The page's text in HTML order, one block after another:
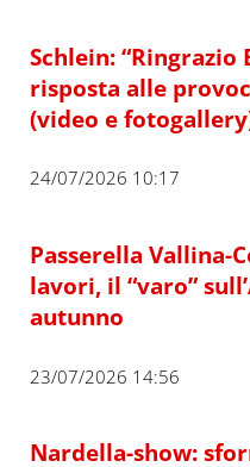
Schlein: “Ringrazio
risposta alle
(video e
24/07/2026 10:17
Passerella Vallina-
lavori, il “varo”
autunno
23/07/2026 14:56
Nardella-show: